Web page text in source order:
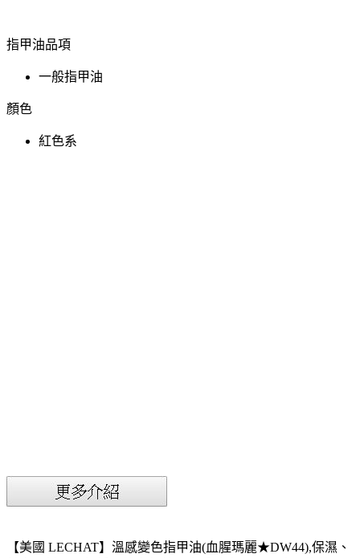
指甲油品項
一般指甲油
顏色
紅色系
【美國 LECHAT】溫感變色指甲油(血腥瑪麗★DW44),保濕、